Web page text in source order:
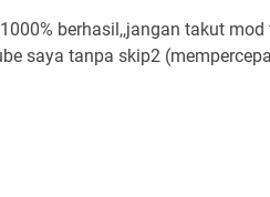
berhasil,,jangan takut
saya tanpa skip2